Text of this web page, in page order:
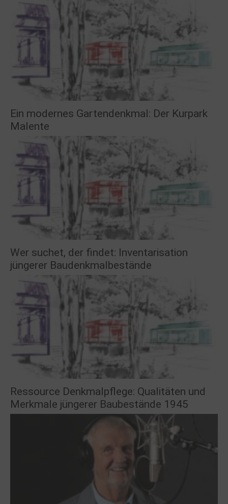
Ein modernes Gartendenkmal: Der Kurpark
Malente
Wer suchet, der findet: Inventarisation
jüngerer Baudenkmalbestände
Ressource Denkmalpflege: Qualitäten und
Merkmale jüngerer Baubestände 1945